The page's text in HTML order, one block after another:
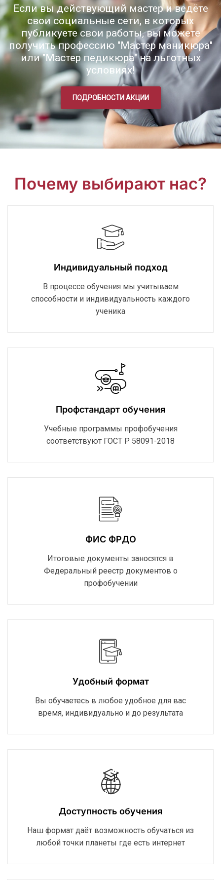
Если вы действующий мастер и ведёте
свои социальные сети, в которых
публикуете свои работы, вы можете
получить профессию "Мастер маникюра"
или "Мастер педикюра" на льготных
условиях!
ПОДРОБНОСТИ АКЦИИ
Почему выбирают нас?
Индивидуальный подход
В процессе обучения мы учитываем
способности и индивидуальность каждого
ученика
Профстандарт обучения
Учебные программы профобучения
соответствуют ГОСТ Р 58091-2018
ФИС ФРДО
Итоговые документы заносятся в
Федеральный реестр документов о
профобучении
Удобный формат
Вы обучаетесь в любое удобное для вас
время, индивидуально и до результата
Доступность обучения
Наш формат даёт возможность обучаться из
любой точки планеты где есть интернет